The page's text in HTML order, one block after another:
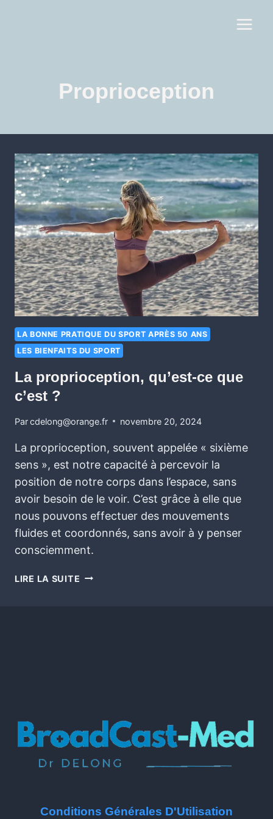
Proprioception
LA BONNE PRATIQUE DU SPORT APRÈS 50 ANS
LES BIENFAITS DU SPORT
La proprioception, qu’est-ce que
c’est ?
Parcdelong@orange.fr novembre 20, 2024
La proprioception, souvent appelée « sixième
sens », est notre capacité à percevoir la
position de notre corps dans l’espace, sans
avoir besoin de le voir. C’est grâce à elle que
nous pouvons effectuer des mouvements
fluides et coordonnés, sans avoir à y penser
consciemment.
LIRE LA SUITE
Conditions Générales D'Utilisation